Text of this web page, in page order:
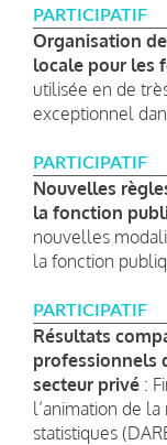
PARTICIPATIF
Organisation
locale pour les
utilisée en de
exceptionnel
PARTICIPATIF
Nouvelles
la fonction
nouvelles
la fonction
PARTICIPATIF
Résultats
professionnels
secteur privé :
l’animation de
statistiques